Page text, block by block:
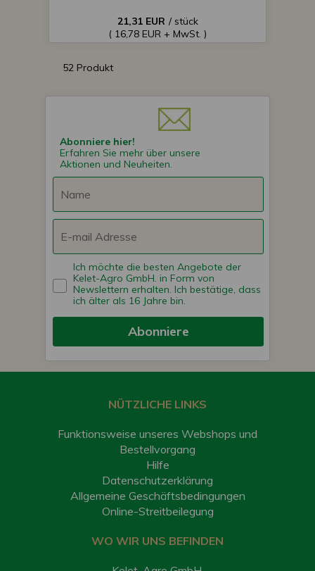
21,31 EUR / stück
( 16,78 EUR + MwSt. )
52 Produkt
Abonniere hier!
Erfahren Sie mehr über unsere
Aktionen und Neuheiten.
Ich möchte die besten Angebote der
Kelet-Agro GmbH. in Form von
Newslettern erhalten. Ich bestätige, dass
ich älter als 16 Jahre bin.
Abonniere
NÜTZLICHE LINKS
Funktionsweise unseres Webshops und
Bestellvorgang
Hilfe
Datenschutzerklärung
Allgemeine Geschäftsbedingungen
Online-Streitbeilegung
WO WIR UNS BEFINDEN